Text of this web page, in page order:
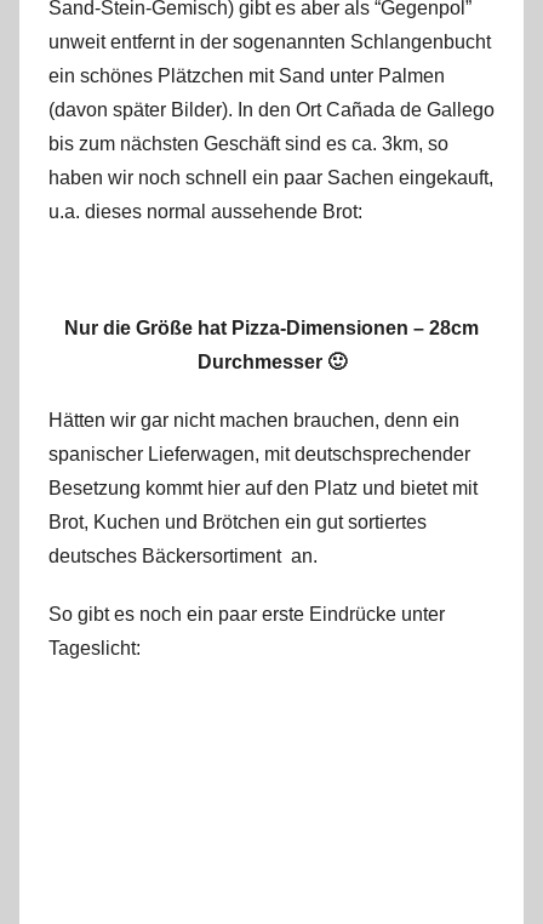
Sand-Stein-Gemisch) gibt es aber als “Gegenpol”
unweit entfernt in der sogenannten Schlangenbucht
ein schönes Plätzchen mit Sand unter Palmen
(davon später Bilder). In den Ort Cañada de Gallego
bis zum nächsten Geschäft sind es ca. 3km, so
haben wir noch schnell ein paar Sachen eingekauft,
u.a. dieses normal aussehende Brot:
Nur die Größe hat Pizza-Dimensionen – 28cm
Durchmesser 🙂
Hätten wir gar nicht machen brauchen, denn ein
spanischer Lieferwagen, mit deutschsprechender
Besetzung kommt hier auf den Platz und bietet mit
Brot, Kuchen und Brötchen ein gut sortiertes
deutsches Bäckersortiment an.
So gibt es noch ein paar erste Eindrücke unter
Tageslicht: